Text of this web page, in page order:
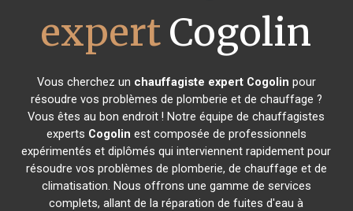
expert Cogolin
Vous cherchez un chauffagiste expert Cogolin pour
résoudre vos problèmes de plomberie et de chauffage ?
Vous êtes au bon endroit ! Notre équipe de chauffagistes
experts Cogolin est composée de professionnels
expérimentés et diplômés qui interviennent rapidement pour
résoudre vos problèmes de plomberie, de chauffage et de
climatisation. Nous offrons une gamme de services
complets, allant de la réparation de fuites d'eau à